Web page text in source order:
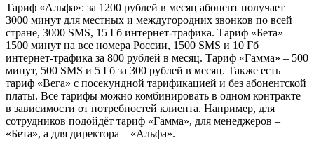
Тариф «Альфа»: за 1200 рублей в месяц абонент получает
3000 минут для местных и междугородних звонков по всей
стране, 3000 SMS, 15 Гб интернет-трафика. Тариф «Бета» –
1500 минут на все номера России, 1500 SMS и 10 Гб
интернет-трафика за 800 рублей в месяц. Тариф «Гамма» – 500
минут, 500 SMS и 5 Гб за 300 рублей в месяц. Также есть
тариф «Вега» с посекундной тарификацией и без абонентской
платы. Все тарифы можно комбинировать в одном контракте
в зависимости от потребностей клиента. Например, для
сотрудников подойдёт тариф «Гамма», для менеджеров –
«Бета», а для директора – «Альфа».